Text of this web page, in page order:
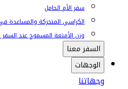
سفر الأم الحامل
الكراسي المتحركة والمساعدة
وزن الأمتعة المسموح عند
السفر معنا
الوجهات
وجهاتنا